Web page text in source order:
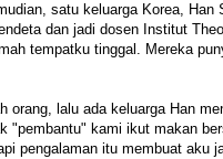
satu keluarga Korea, Han
dan jadi dosen Institut
tempatku tinggal. Mereka
orang, lalu ada keluarga Han
"pembantu" kami ikut makan
pengalaman itu membuat aku